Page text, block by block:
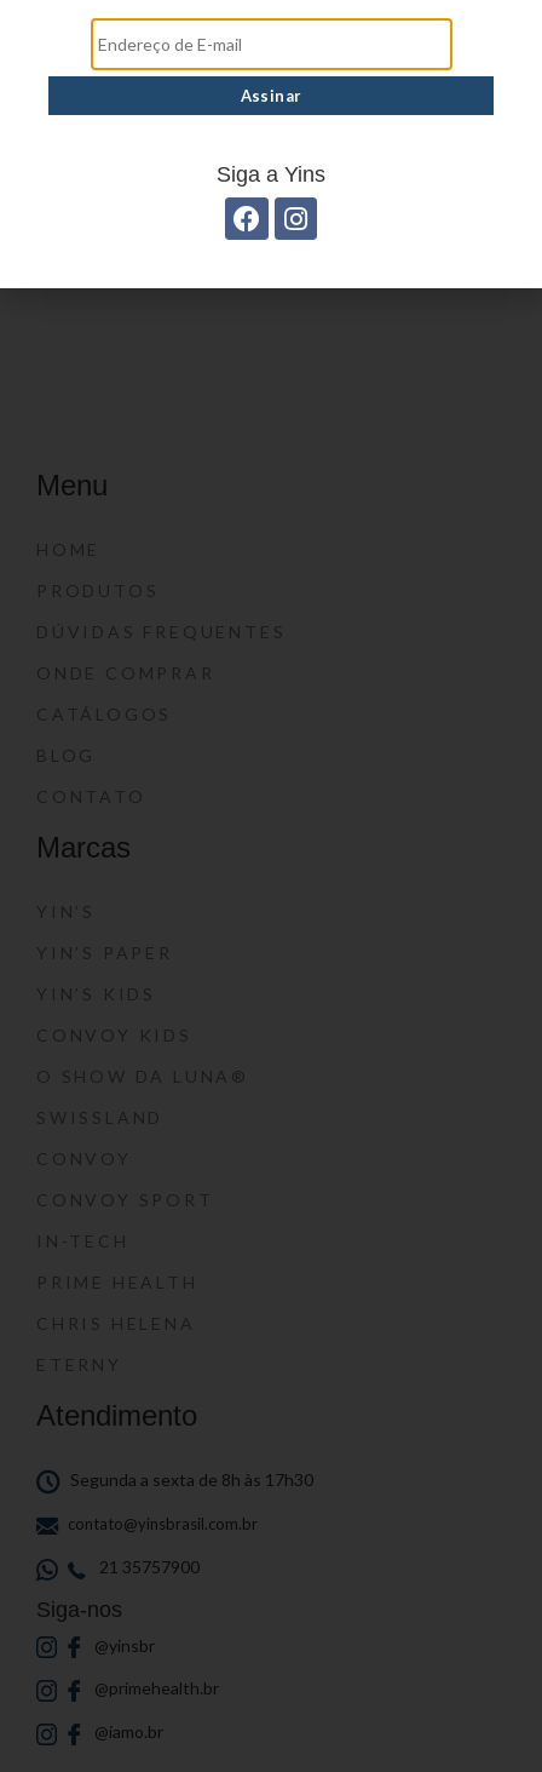
Estojo juvenil YS41026 Estojo juvenil YS27114
Menu
HOME
PRODUTOS
DÚVIDAS FREQUENTES
ONDE COMPRAR
CATÁLOGOS
BLOG
CONTATO
Marcas
YIN’S
YIN’S PAPER
YIN’S KIDS
CONVOY KIDS
O SHOW DA LUNA®
SWISSLAND
CONVOY
CONVOY SPORT
IN-TECH
PRIME HEALTH
CHRIS HELENA
ETERNY
Atendimento
Segunda a sexta de 8h às 17h30
contato@yinsbrasil.com.br
21 35757900
Siga-nos
@yinsbr
@primehealth.br
@iamo.br
Siga a Yins